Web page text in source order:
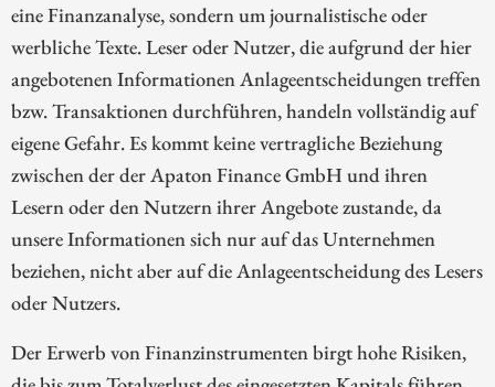
eine Finanzanalyse, sondern um journalistische oder
werbliche Texte. Leser oder Nutzer, die aufgrund der hier
angebotenen Informationen Anlageentscheidungen treffen
bzw. Transaktionen durchführen, handeln vollständig auf
eigene Gefahr. Es kommt keine vertragliche Beziehung
zwischen der der Apaton Finance GmbH und ihren
Lesern oder den Nutzern ihrer Angebote zustande, da
unsere Informationen sich nur auf das Unternehmen
beziehen, nicht aber auf die Anlageentscheidung des Lesers
oder Nutzers.
Der Erwerb von Finanzinstrumenten birgt hohe Risiken,